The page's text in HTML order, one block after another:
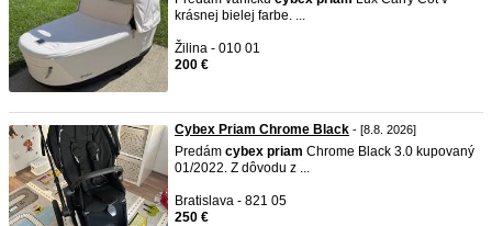
krásnej bielej farbe. ...
Žilina - 010 01
200 €
Cybex Priam Chrome Black - [8.8. 2026]
Predám cybex priam Chrome Black 3.0 kupovaný
01/2022. Z dôvodu z ...
Bratislava - 821 05
250 €